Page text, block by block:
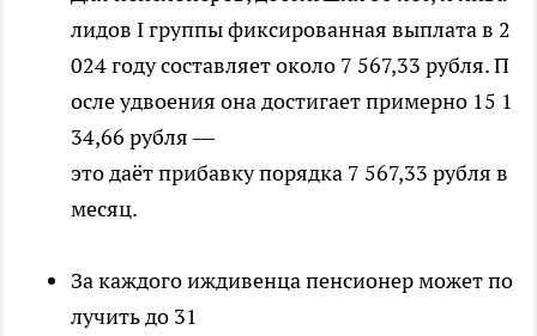
лидов I группы фиксированная выплата в 2
024 году составляет около 7 567,33 рубля. П
осле удвоения она достигает примерно 15 1
34,66 рубля —
это даёт прибавку порядка 7 567,33 рубля в
месяц.
За каждого иждивенца пенсионер может по
лучить до 31​